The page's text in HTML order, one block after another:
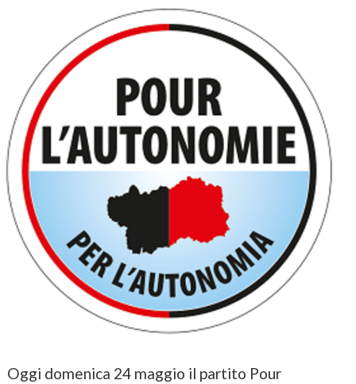
Oggi domenica 24 maggio il partito Pour